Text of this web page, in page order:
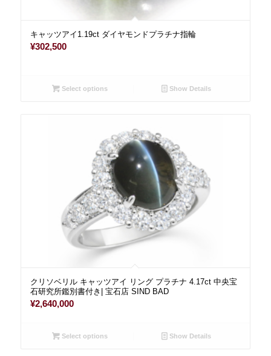
キャッツアイ1.19ct ダイヤモンドプラチナ指輪
¥302,500
Select options Show Details
クリソベリル キャッツアイ リング プラチナ 4.17ct 中央宝
石研究所鑑別書付き| 宝石店 SIND BAD
¥2,640,000
Select options Show Details